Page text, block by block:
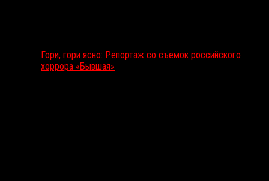
Гори, гори ясно: Репортаж со съемок российского
хоррора «Бывшая»